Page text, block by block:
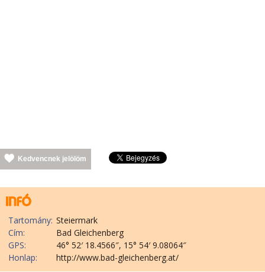
Kedvencnek jelölöm
Tartomány: Steiermark
Cím:
Bad Gleichenberg
GPS:
46° 52′ 18.4566″, 15° 54′ 9.08064″
Honlap:
http://www.bad-gleichenberg.at/